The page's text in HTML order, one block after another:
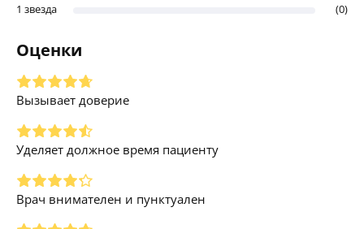
1 звезда
(0)
Оценки
Вызывает доверие
Уделяет должное время пациенту
Врач внимателен и пунктуален